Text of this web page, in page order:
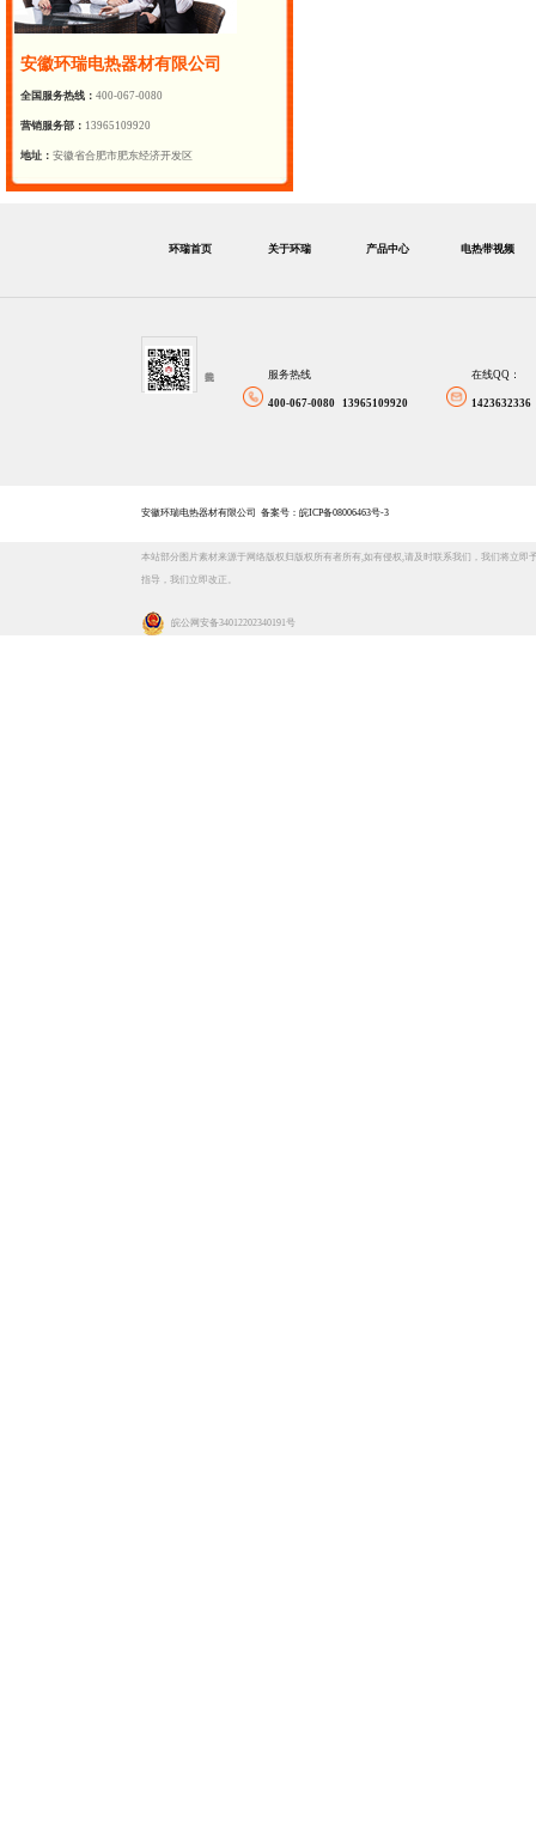
安徽环瑞电热器材有限公司
全国服务热线： 400-067-0080
营销服务部： 13965109920
地址： 安徽省合肥市肥东经济开发区
环瑞首页 关于环瑞 产品中心 电热带视频
服务热线
400-067-0080 13965109920
在线QQ：
1423632336
安徽环瑞电热器材有限公司 备案号：皖ICP备08006463号-3
本站部分图片素材来源于网络版权归版权所有者所有,如有侵权,请及时联系我们，我们将立
指导，我们立即改正。
皖公网安备 34012202340191号